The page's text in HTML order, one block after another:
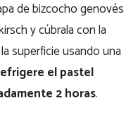
de bizcocho genovés
y cúbrala con la
superficie usando una
el pastel
2 horas.